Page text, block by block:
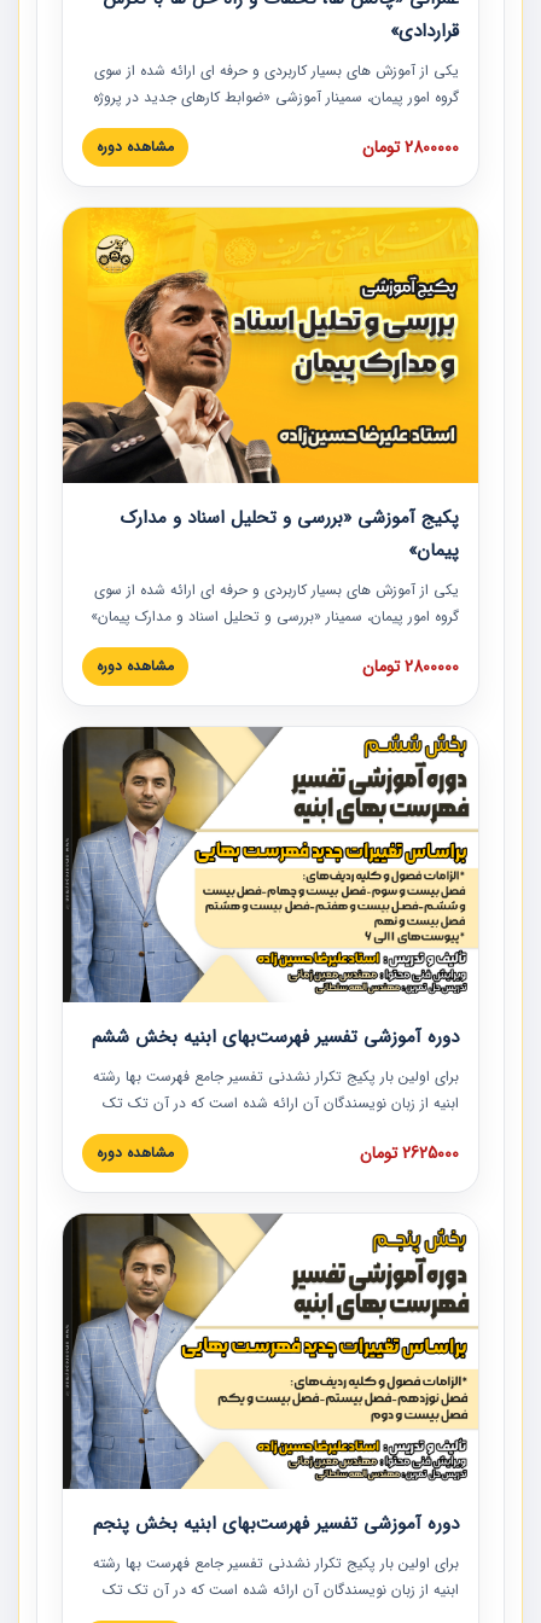
قراردادی»
یکی از آموزش‏‏‏‏‏‏ های بسیار کاربردی و حرفه‏ ای ارائه شده از سوی
گروه امور پیمان، سمینار آموزشی «ضوابط کارهای جدید در پروژه
های عمرانی» چالش ها، تخلفات و راه حل ها با نگرش قراردادی
است که در محل سندیکای شرکت های ساختمانی کشور ارائه شد.
مدارک پیمان به همراه تجربیات عملی ارائه شده است.
2800000 تومان مشاهده دوره
پکیج آموزشی «بررسی و تحلیل اسناد و مدارک
پیمان»
یکی از آموزش‏‏‏‏‏‏ های بسیار کاربردی و حرفه‏ ای ارائه شده از سوی
گروه امور پیمان، سمینار «بررسی و تحلیل اسناد و مدارک پیمان»
است که در دانشگاه صنعتی شریف ارائه شد. در این آموزش
نکات کلیدی مربوط به اسناد و مدارک پیمان، اولویت بندی اسناد
پیمان به همراه تجربیات عملی در این خصوص ارائه شده است.
2800000 تومان مشاهده دوره
دوره آموزشی تفسیر فهرست‌بهای ابنیه بخش ششم
برای اولین بار پکیج تکرار نشدنی تفسیر جامع فهرست بها رشته
ابنیه از زبان نویسندگان آن ارائه شده است که در آن تک تک
ردیف ها و مطالب فهرست بها تفسیر و ارائه شده است. این
دوره به صورت کامل تصویری بوده و به همراه تصاویر عملیات
دوره با کلام مهندس علیرضاحسین‌زاده مدیر پروژه مهندسی
مشاور در امر بازنگری فهرست بها رشته ابنیه ارائه شده و به تمام
همکارانی که در حوزه صنعت ساخت در حال فعالیت هستند حتما
توصیه می کنیم از مطالب این دوره استفاده نمایند.
2625000 تومان مشاهده دوره
دوره آموزشی تفسیر فهرست‌بهای ابنیه بخش پنجم
برای اولین بار پکیج تکرار نشدنی تفسیر جامع فهرست بها رشته
ابنیه از زبان نویسندگان آن ارائه شده است که در آن تک تک
ردیف ها و مطالب فهرست بها تفسیر و ارائه شده است. این